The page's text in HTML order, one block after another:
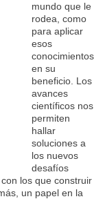
mundo que le
rodea, como
para aplicar
esos
conocimientos
en su
beneficio. Los
avances
científicos nos
permiten
hallar
soluciones a
los nuevos
desafíos
los que construir
un papel en la